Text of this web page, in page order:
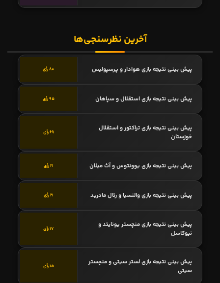
آخرین نظرسنجی‌ها
پیش بینی نتیجه بازی هوادار و پرسپولیس 80 رأی
پیش بینی نتیجه بازی استقلال و سپاهان 95 رأی
پیش بینی نتیجه بازی تراکتور و استقلال
خوزستان
69 رأی
پیش بینی نتیجه بازی یوونتوس و آث میلان 21 رأی
پیش بینی نتیجه بازی والنسیا و رئال مادرید 21 رأی
پیش بینی نتیجه بازی منچستر یونایتد و
نیوکاسل
17 رأی
پیش بینی نتیجه بازی لستر سیتی و منچستر
سیتی
15 رأی